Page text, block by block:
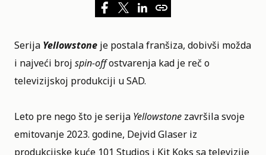
Serija Yellowstone je postala franšiza, dobivši možda
i najveći broj spin-offostvarenja kad je reč o
televizijskoj produkciji u SAD.
Leto pre nego što je serija Yellowstone završila svoje
emitovanje 2023. godine, Dejvid Glaser iz
produkcijske kuće 101 Studios i Kit Koks sa televizije